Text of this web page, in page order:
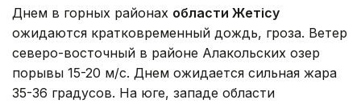
Днем в горных районах области Жетісу
ожидаются кратковременный дождь, гроза. Ветер
северо-восточный в районе Алакольских озер
порывы 15-20 м/с. Днем ожидается сильная жара
35-36 градусов. На юге, западе области